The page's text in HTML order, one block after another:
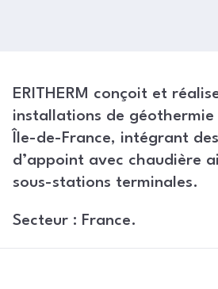
ERITHERM conçoit et
installations de géothermie
Île-de-France, intégrant
d’appoint avec chaudière
sous-stations terminales.
Secteur : France.